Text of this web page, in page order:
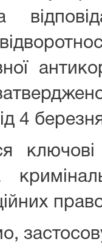
від 4